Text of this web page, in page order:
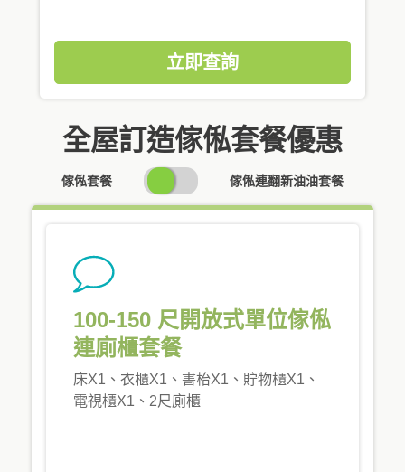
立即查詢
全屋訂造傢俬套餐優惠
傢俬套餐
SWITCH
PRICING
傢俬連翻新油油套餐
100-150 尺開放式單位傢俬
連廁櫃套餐
床X1、衣櫃X1、書枱X1、貯物櫃X1、
電視櫃X1、2尺廁櫃